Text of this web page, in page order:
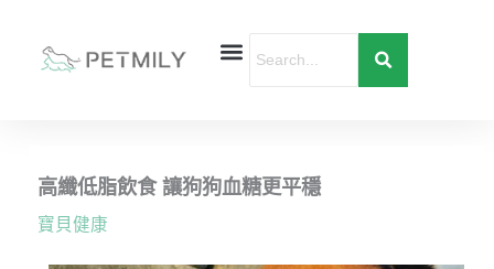
高纖低脂飲食 讓狗狗血糖更平穩
寶貝健康